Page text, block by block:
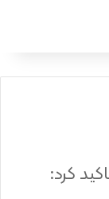
کرد: